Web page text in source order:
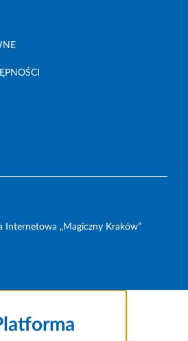
Internetowa „Magiczny Kraków”